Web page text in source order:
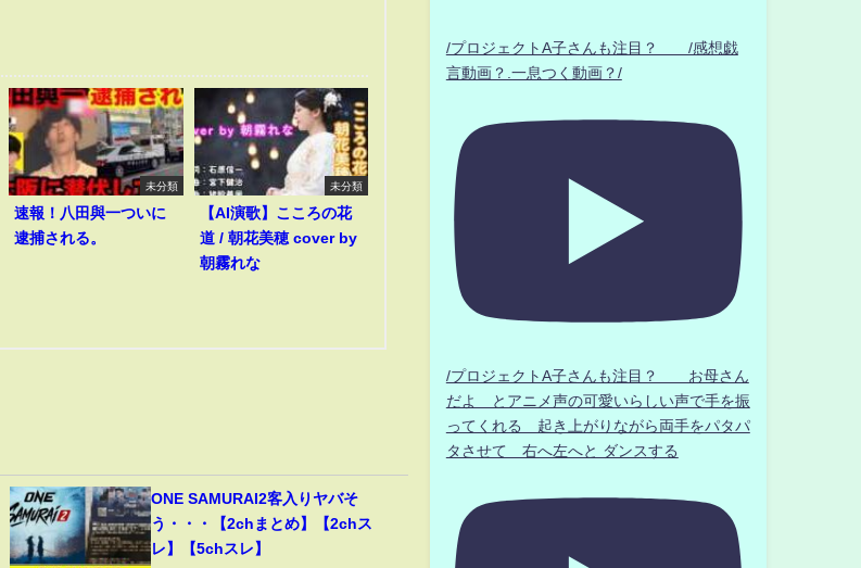
未分類
速報！八田與一ついに
逮捕される。
未分類
【AI演歌】こころの花
道 / 朝花美穂 cover by
朝霧れな
ONE SAMURAI2客入りヤバそ
う・・・【2chまとめ】【2chス
レ】【5chスレ】
/プロジェクトA子さんも注目？ /感想戯
言動画？.一息つく動画？/
/プロジェクトA子さんも注目？ お母さん
だよ とアニメ声の可愛いらしい声で手を振
ってくれる 起き上がりながら両手をパタパ
タさせて 右へ左へと ダンスする